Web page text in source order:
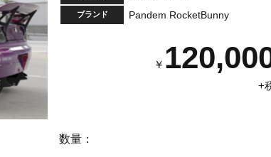
ブランド Pandem RocketBunny
￥
+
数量：